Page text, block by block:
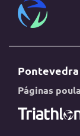
Pontevedra
Páginas